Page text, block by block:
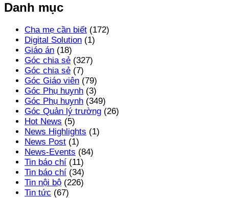
Danh mục
Cha mẹ cần biết (172)
Digital Solution (1)
Giáo án (18)
Góc chia sẻ (327)
Góc chia sẻ (7)
Góc Giáo viên (79)
Góc Phụ huynh (3)
Góc Phụ huynh (349)
Góc Quản lý trường (26)
Hot News (5)
News Highlights (1)
News Post (1)
News-Events (84)
Tin báo chí (11)
Tin báo chí (34)
Tin nội bộ (226)
Tin tức (67)